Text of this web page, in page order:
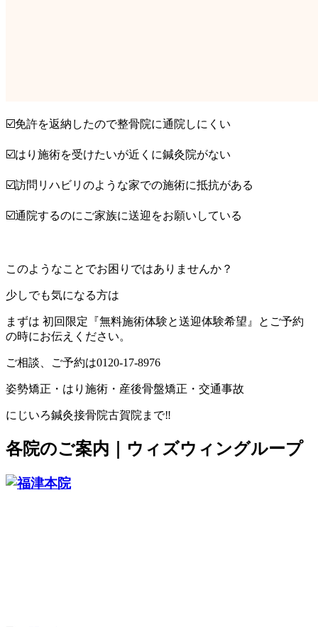
☑️免許を返納したので整骨院に通院しにくい
☑️はり施術を受けたいが近くに鍼灸院がない
☑️訪問リハビリのような家での施術に抵抗がある
☑️通院するのにご家族に送迎をお願いしている
このようなことでお困りではありませんか？
少しでも気になる方は
まずは 初回限定『無料施術体験と送迎体験希望』とご予約
の時にお伝えください。
ご相談、ご予約は0120-17-8976
姿勢矯正・はり施術・産後骨盤矯正・交通事故
にじいろ鍼灸接骨院古賀院まで‼️
各院のご案内｜ウィズウィングループ